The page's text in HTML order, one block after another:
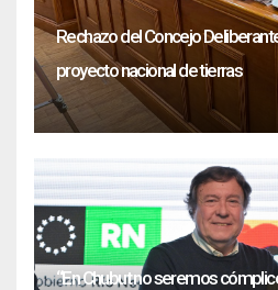
Rechazo del Concejo
proyecto nacional de tierras
“En Chubut no seremos